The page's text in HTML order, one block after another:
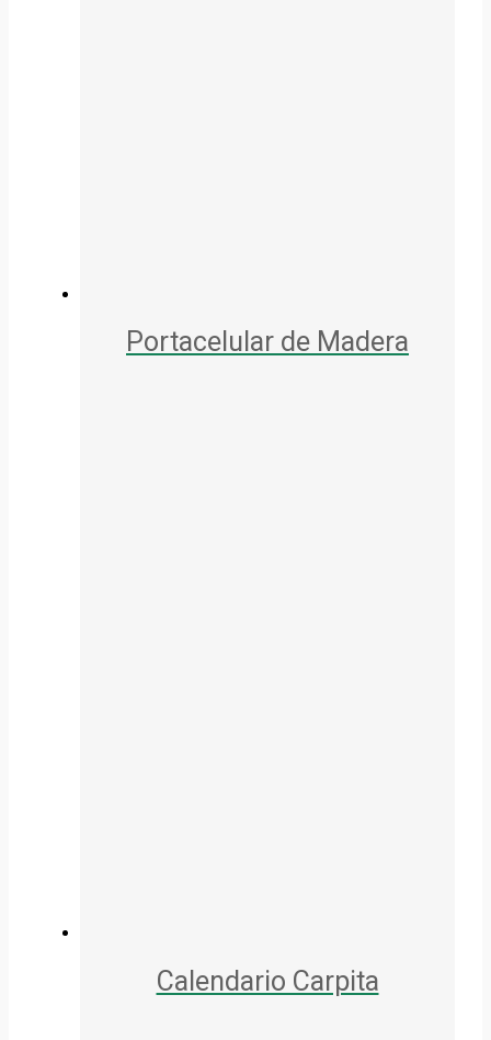
Portacelular de Madera
Calendario Carpita